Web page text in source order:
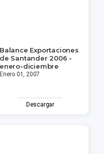
Balance Exportaciones
de Santander 2006 -
enero-diciembre
Enero 01, 2007
Descargar